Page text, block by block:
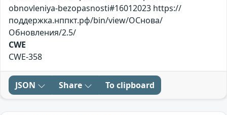
obnovleniya-bezopasnosti#16012023 https://
поддержка.нппкт.рф/bin/view/ОСнова/
Обновления/2.5/
CWE
CWE-358
JSON Share To clipboard